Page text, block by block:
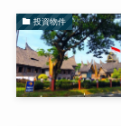
投資物件